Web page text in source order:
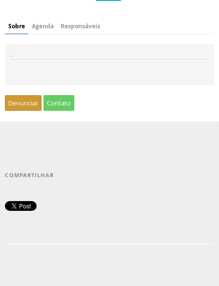
Sobre Agenda Responsáveis
.
Denunciar Contato
COMPARTILHAR